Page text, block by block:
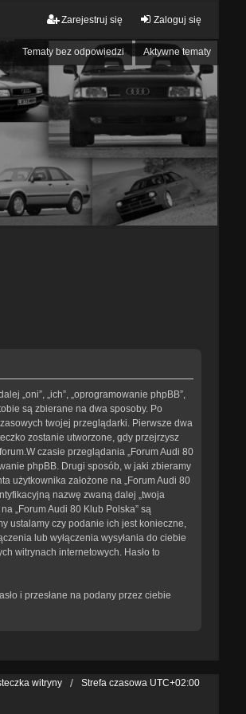
Zaloguj się
Zarejestruj się
Tematy bez odpowiedzi Aktywne tematy
„oni”, „ich”, „oprogramowanie phpBB”,
są zbierane na dwa sposoby. Po
twojej przeglądarki. Pierwsze dwa
zostanie utworzone, gdy przejrzysz
czasie przeglądania „Forum Audi 80
phpBB. Drugi sposób, w jaki zbieramy
użytkownika założone na „Forum Audi 80
nazwę zwaną dalej „twoja
„Forum Audi 80 Klub Polska” są
ustalamy czy podanie ich jest konieczne,
lub wyłączenia wysyłania do ciebie
witrynach internetowych. Hasło to
i przesłane na podany przez ciebie
witryny Strefa czasowa UTC+02:00